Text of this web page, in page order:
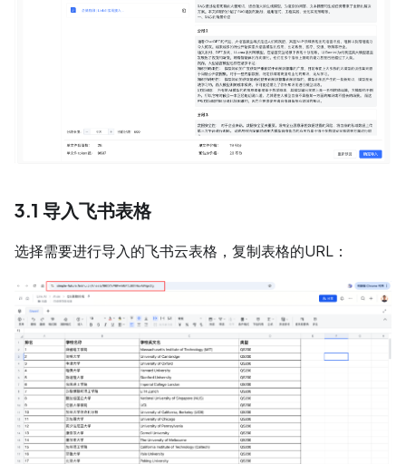
3.1 导入飞书表格
选择需要进行导入的飞书云表格，复制表格的URL：